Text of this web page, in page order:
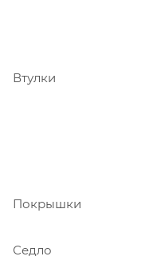
Втулки
Покрышки
Седло